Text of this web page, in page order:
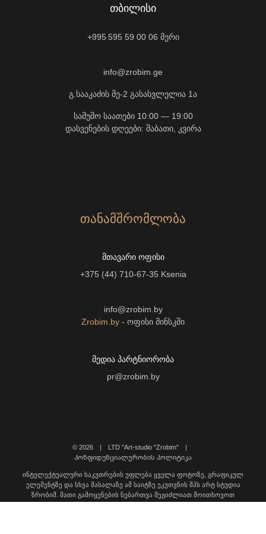
ᲗᲑᲘᲚᲘᲡᲘ
+995 595 59 00 06 მერი
info@zrobim.ge
გ.სააკაძის მე-2 გასასვლელია 1ა
სამუშო საათები 10:00 — 19:00
დასვენების დღეები: შაბათი, კვირა
ᲗᲐᲜᲐᲛᲨᲠᲝᲛᲚᲝᲑᲐ
ᲛᲗᲐᲕᲐᲠᲘ ᲝᲤᲘᲡᲘ
+375 (44) 710-67-35 Ksenia
info@zrobim.by
Zrobim.by - ოფისი მინსკში
ᲛᲔᲓᲘᲐ ᲞᲐᲠᲢᲜᲘᲝᲠᲝᲑᲐ
pr@zrobim.by
© 2026 | LTD "Art-studio "Zrobim" |
Კონფიდენციალურობის პოლიტიკა
ინტელექტუალური საკუთრების უფლება ყველა ფოტოზე, გრაფიკულ
ელემენტზე და სხვა მასალაზე ამ საიტზე ეკუთვნის შპს არტ სტუდია
ზრობიმ. მათი გამოყენების ნებართვა შეგიძლიათ მოითხოვოთ